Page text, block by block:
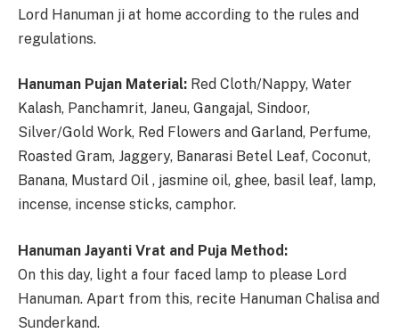
Lord Hanuman ji at home according to the rules and
regulations.
Hanuman Pujan Material: Red Cloth/Nappy, Water
Kalash, Panchamrit, Janeu, Gangajal, Sindoor,
Silver/Gold Work, Red Flowers and Garland, Perfume,
Roasted Gram, Jaggery, Banarasi Betel Leaf, Coconut,
Banana, Mustard Oil , jasmine oil, ghee, basil leaf, lamp,
incense, incense sticks, camphor.
Hanuman Jayanti Vrat and Puja Method:
On this day, light a four faced lamp to please Lord
Hanuman. Apart from this, recite Hanuman Chalisa and
Sunderkand.